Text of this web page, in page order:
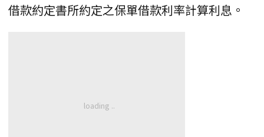
借款約定書所約定之保單借款利率計算利息。